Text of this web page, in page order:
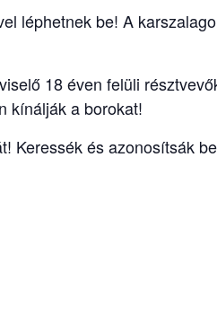
léphetnek be! A
18 éven felüli
kínálják a borokat!
Keressék és azonosítsák